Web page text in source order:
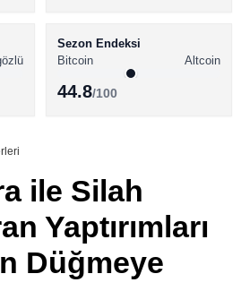
Youtube
TikTok
Pinterest
Sezon Endeksi
Bitcoin
Altcoin
44.8/100
ile Silah
Yaptırımları
Düğmeye